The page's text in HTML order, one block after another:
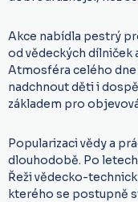
Akce nabídla pestrý
od vědeckých dílniček
Atmosféra celého dne
nadchnout děti i
základem pro
Popularizaci vědy a
dlouhodobě. Po
Řeži vědecko-
kterého se postupně